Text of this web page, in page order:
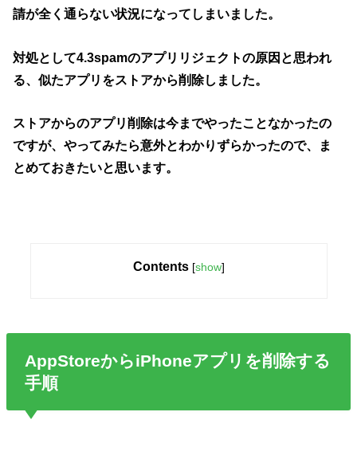
請が全く通らない状況になってしまいました。
対処として4.3spamのアプリリジェクトの原因と思われ
る、似たアプリをストアから削除しました。
ストアからのアプリ削除は今までやったことなかったの
ですが、やってみたら意外とわかりずらかったので、ま
とめておきたいと思います。
Contents [show]
AppStoreからiPhoneアプリを削除する
手順